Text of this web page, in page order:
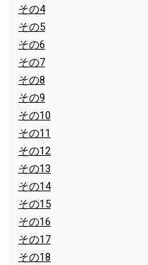
その4
その5
その6
その7
その8
その9
その10
その11
その12
その13
その14
その15
その16
その17
その18